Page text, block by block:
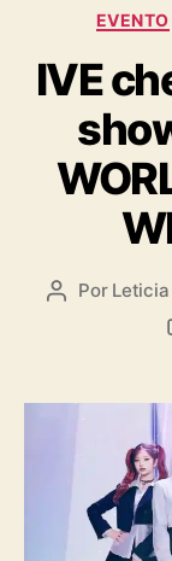
EVENTO
IVE
A
r
Por